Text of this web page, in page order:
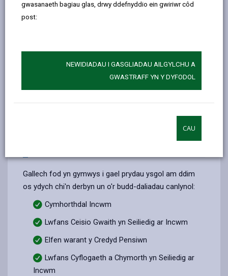
gwasanaeth bagiau glas, drwy ddefnyddio ein gwiriwr côd
post:
NEWIDIADAU I GASGLIADAU AILGYLCHU A
GWASTRAFF YN Y DYFODOL
CAU
Os ydych yn gwneud cais yn dilyn y cyhoeddiad
diweddar gan Lywodraeth Cymru y bydd pob
disgybl ysgol uwchradd y mae eu rhieni yn
derbyn Credyd Cynhwysol yn gymwys i gael
prydau ysgol am ddim o fis Medi, nodir bod
rhagor o ganllawiau am y trefniadau yn dal i gael
Gallech fod yn gymwys i gael prydau ysgol am ddim
os ydych chi'n derbyn un o'r budd-daliadau canlynol:
Cymhorthdal Incwm
Lwfans Ceisio Gwaith yn Seiliedig ar Incwm
Elfen warant y Credyd Pensiwn
Lwfans Cyflogaeth a Chymorth yn Seiliedig ar
Incwm